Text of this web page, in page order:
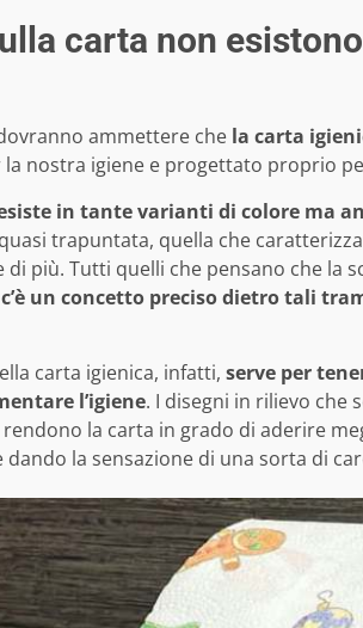
carta non
ammettere che la carta
la nostra igiene e progettato proprio
in tante varianti di colore ma
trapuntata, quella che
di più. Tutti quelli che pensano che la
un concetto preciso dietro tali
carta igienica, infatti, serve per
l’igiene. I disegni in rilievo
la carta in grado di aderire
la sensazione di una sorta di